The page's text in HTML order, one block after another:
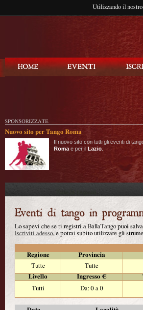
Utilizzando il
SPONSORIZZATE
Nuovo sito per Tango Roma
Il nuovo sito con tutti gli eventi di
Roma e per il Lazio
Lo sapevi che se ti registri a BallaTango puoi
Iscriviti adesso, e potrai subito utilizzare gli
Regione
Provincia
Tutte
Tutte
Livello
Ingresso €
Tutti
Da: 0 a 0